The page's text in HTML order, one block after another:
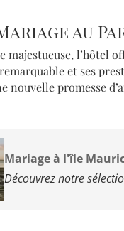
au
l’hôtel
et ses
nouvelle promesse
Mariage à l'île
Découvrez notre